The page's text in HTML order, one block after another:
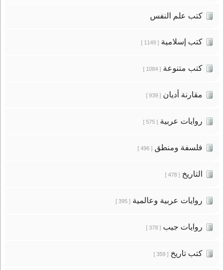
كتب علم النفس
كتب إسلامية[ 1149 ]
كتب متنوعة[ 1084 ]
مقارنة أديان[ 939 ]
روايات عربية[ 575 ]
فلسفة ومنطق[ 496 ]
التاريخ[ 478 ]
روايات عربية وعالمية[ 395 ]
روايات جيب[ 378 ]
كتب تاريخ[ 359 ]